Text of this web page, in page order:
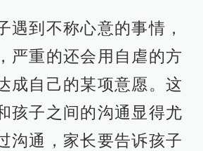
遇到不称心意的事情，
严重的还会用自虐的方
成自己的某项意愿。这
孩子之间的沟通显得尤
沟通，家长要告诉孩子